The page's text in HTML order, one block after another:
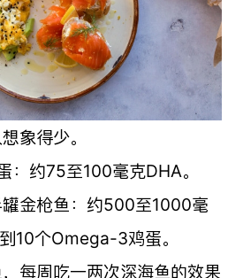
象得少。
约75至100毫克DHA。
金枪鱼：约500至1000毫
10个Omega-3鸡蛋。
每周吃一两次深海鱼的效果